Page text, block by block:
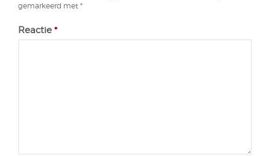
gemarkeerd met *
Reactie *